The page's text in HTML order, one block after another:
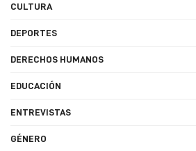
CULTURA
DEPORTES
DERECHOS HUMANOS
EDUCACIÓN
ENTREVISTAS
GÉNERO